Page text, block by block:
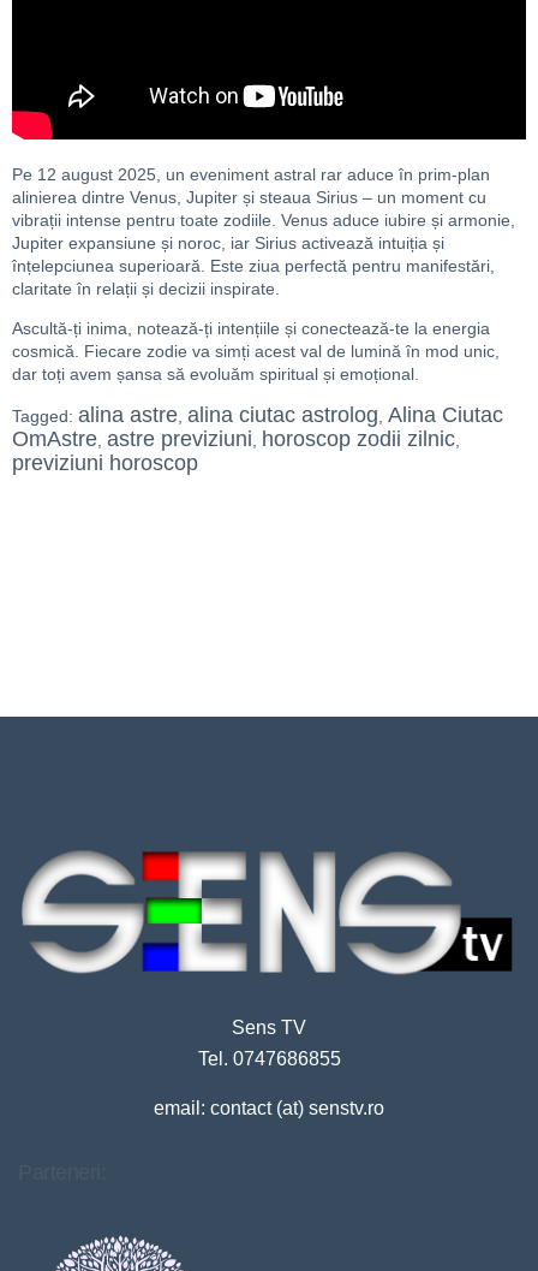
Pe 12 august 2025, un eveniment astral rar aduce în prim-plan
alinierea dintre Venus, Jupiter și steaua Sirius – un moment cu
vibrații intense pentru toate zodiile. Venus aduce iubire și armonie,
Jupiter expansiune și noroc, iar Sirius activează intuiția și
înțelepciunea superioară. Este ziua perfectă pentru manifestări,
claritate în relații și decizii inspirate.
Ascultă-ți inima, notează-ți intențiile și conectează-te la energia
cosmică. Fiecare zodie va simți acest val de lumină în mod unic,
dar toți avem șansa să evoluăm spiritual și emoțional.
Tagged: alina astre alina ciutac astrolog Alina Ciutac
OmAstre astre previziuni horoscop zodii zilnic
previziuni horoscop
Sens TV
Tel. 0747686855
email: contact (at) senstv.ro